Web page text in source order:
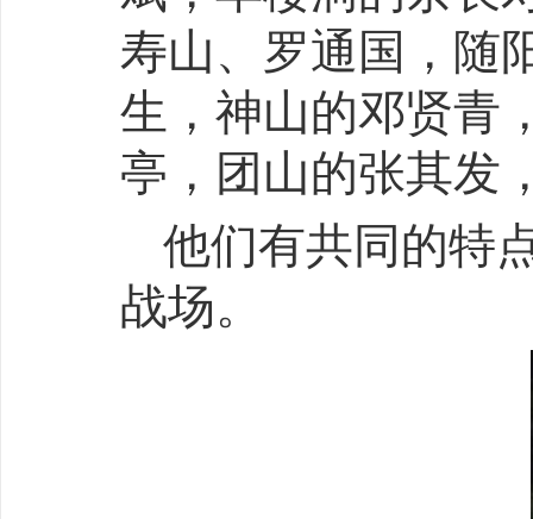
寿山、罗通国，随
生，神山的邓贤青
亭，团山的张其发
他们有共同的特
战场。